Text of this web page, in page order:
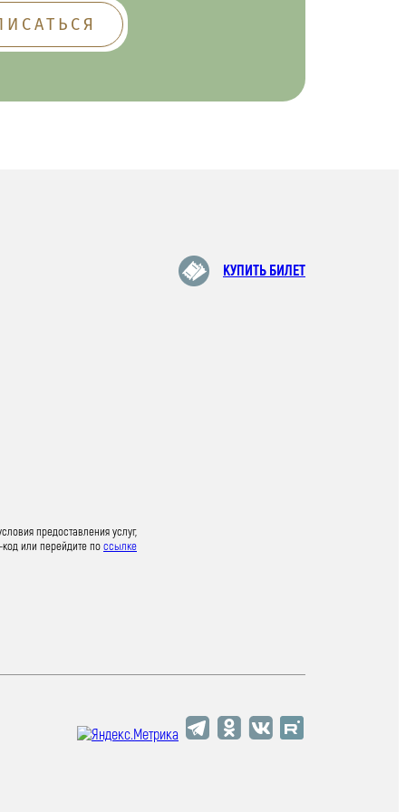
КУПИТЬ БИЛЕТ
предоставления услуг,
код или перейдите поссылке